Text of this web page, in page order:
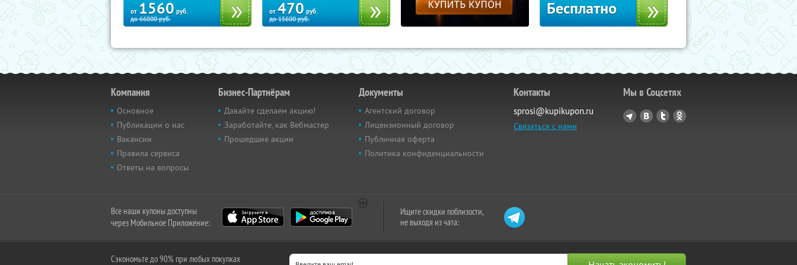
от 1560 руб.
до66000руб.
от 470 руб.
до15600руб.
Бесплатно
Компания
Основное
Публикации о нас
Вакансии
Правила сервиса
Ответы на вопросы
Бизнес-Партнёрам
Давайте сделаем акцию!
Заработайте, как Вебмастер
Прошедшие акции
Документы
Агентский договор
Лицензионный договор
Публичная оферта
Политика конфиденциальности
Контакты
sprosi@kupikupon.ru
Связаться с нами
Мы в Соцсетях
Все наши купоны доступны
через Мобильное Приложение:
Ищите скидки поблизости,
не выходя из чата:
Сэкономьте до 90% при любых покупках